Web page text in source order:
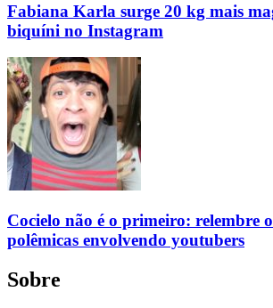
Fabiana Karla surge 20 kg mais
biquíni no Instagram
Cocielo não é o primeiro: relembre
polêmicas envolvendo youtubers
Sobre